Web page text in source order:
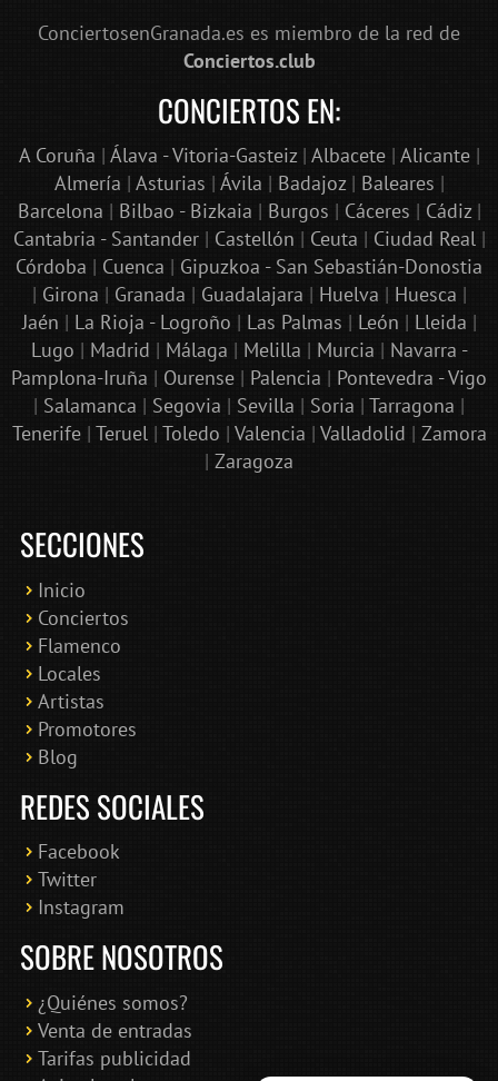
ConciertosenGranada.es es miembro de la red de
Conciertos.club
CONCIERTOS EN:
A Coruña | Álava - Vitoria-Gasteiz| Albacete| Alicante|
Almería | Asturias | Ávila | Badajoz| Baleares |
Barcelona | Bilbao - Bizkaia | Burgos | Cáceres | Cádiz|
Cantabria - Santander| Castellón | Ceuta | Ciudad Real|
Córdoba | Cuenca | Gipuzkoa - San Sebastián-Donostia
| Girona | Granada | Guadalajara | Huelva | Huesca |
Jaén | La Rioja - Logroño | Las Palmas | León | Lleida |
Lugo | Madrid | Málaga | Melilla | Murcia | Navarra -
Pamplona-Iruña | Ourense | Palencia | Pontevedra - Vigo
| Salamanca | Segovia | Sevilla | Soria | Tarragona |
Tenerife| Teruel| Toledo | Valencia | Valladolid | Zamora
| Zaragoza
SECCIONES
Inicio
Conciertos
Flamenco
Locales
Artistas
Promotores
Blog
REDES SOCIALES
Facebook
Twitter
Instagram
SOBRE NOSOTROS
¿Quiénes somos?
Venta de entradas
Tarifas publicidad